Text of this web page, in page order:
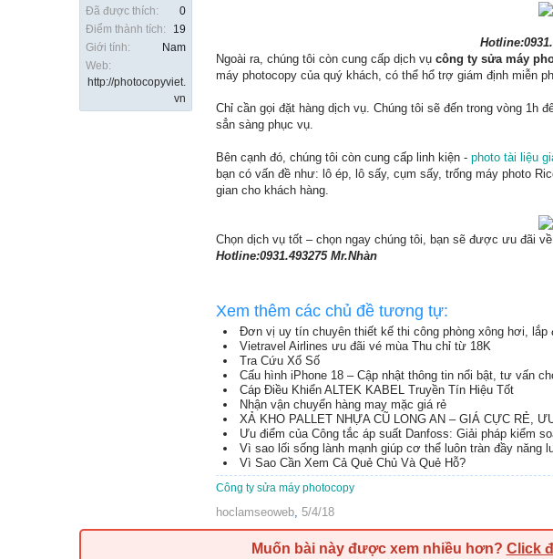
Đã được thích:
0
Điểm thành tích:
19
Giới tính:
Nam
Web:
http://photocopyviet.
vn
Ngoài ra, chúng tôi còn cung cấp dịch vụ công ty sửa máy
máy photocopy của quý khách, có thể hổ trợ giám định miễn
Chỉ cần gọi đặt hàng dịch vụ. Chúng tôi sẽ đến trong vòng 1h
sẳn sàng phục vụ.
Bên cạnh đó, chúng tôi còn cung cấp linh kiện - photo tài liệu
bạn có vấn đề như: lô ép, lô sấy, cụm sấy, trống máy photo
gian cho khách hàng.
Chọn dịch vụ tốt – chọn ngay chúng tôi, bạn sẽ được ưu đãi
Hotline:0931.493275 Mr.Nhàn
Xem thêm các chủ đề tương tự:
Đơn vị uy tín chuyên thiết kế thi công phòng xông hơi, lắp
Vietravel Airlines ưu đãi vé mùa Thu chỉ từ 18K
Tra Cứu Xổ Số
Cấu hình iPhone 18 – Cập nhật thông tin nổi bật, tư vấn
Cáp Điều Khiển ALTEK KABEL Truyền Tín Hiệu Tốt
Nhận vận chuyển hàng may mặc giá rẻ
XẢ KHO PALLET NHỰA CŨ LONG AN – GIÁ CỰC RẺ,
Ưu điểm của Công tắc áp suất Danfoss: Giải pháp kiểm
Vì sao lối sống lành mạnh giúp cơ thể luôn tràn đầy năng
Vì Sao Cần Xem Cả Quẻ Chủ Và Quẻ Hỗ?
Công ty sửa máy photocopy
hoclamseoweb, 5/4/18
Muốn bài này được xem nhiều hơn? Click